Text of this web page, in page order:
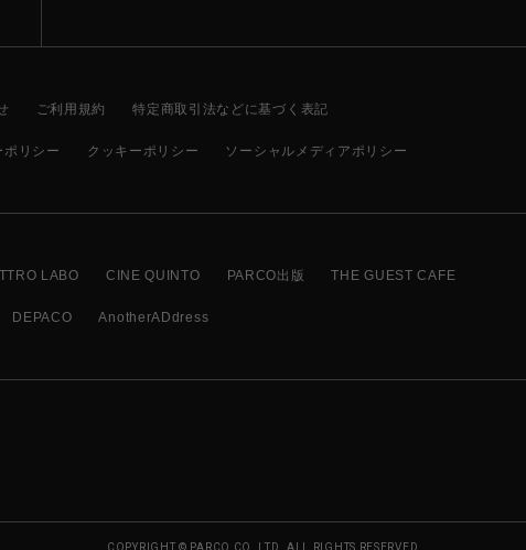
ご利用規約 特定商取引法などに基づく表記
ポリシー クッキーポリシー ソーシャルメディアポリシー
LABO CINE QUINTO PARCO出版 THE GUEST CAFE
DEPACO AnotherADdress
COPYRIGHT © PARCO CO.,LTD. ALL RIGHTS RESERVED.